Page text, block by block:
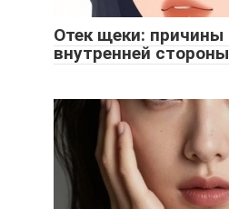
Отек щеки: причины
внутренней стороны